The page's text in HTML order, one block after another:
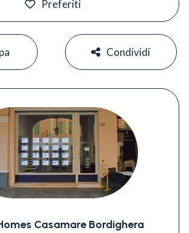
Preferiti
Condividi
Casamare Bordighera